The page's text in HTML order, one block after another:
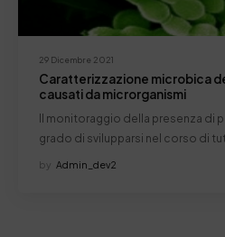
29 Dicembre 2021
Caratterizzazione microbica
causati da microrganismi
Il monitoraggio della presenza di
grado di svilupparsi nel corso di
by Admin_dev2